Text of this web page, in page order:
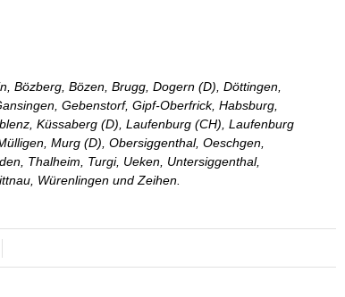
Bözberg, Bözen, Brugg, Dogern (D), Döttingen,
Gebenstorf, Gipf-Oberfrick, Habsburg,
Küssaberg (D), Laufenburg (CH), Laufenburg
Murg (D), Obersiggenthal, Oeschgen,
Thalheim, Turgi, Ueken, Untersiggenthal,
Würenlingen und Zeihen.